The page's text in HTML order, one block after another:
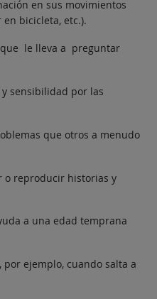
en sus movimientos
bicicleta, etc.).
le lleva a preguntar
sensibilidad por las
que otros a menudo
o reproducir historias y
a una edad temprana
ejemplo, cuando salta a